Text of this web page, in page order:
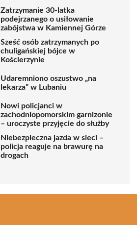
Zatrzymanie 30-latka
podejrzanego o usiłowanie
zabójstwa w Kamiennej Górze
Sześć osób zatrzymanych po
chuligańskiej bójce w
Kościerzynie
Udaremniono oszustwo „na
lekarza” w Lubaniu
Nowi policjanci w
zachodniopomorskim garnizonie
– uroczyste przyjęcie do służby
Niebezpieczna jazda w sieci –
policja reaguje na brawurę na
drogach